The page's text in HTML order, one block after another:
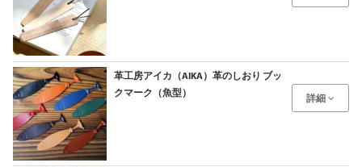
革工房アイカ（AIKA）革のしおり ブッ
クマーク（魚型）
詳細